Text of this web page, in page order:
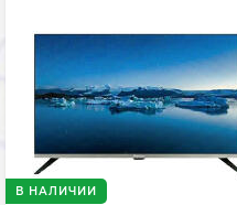
В НАЛИЧИИ